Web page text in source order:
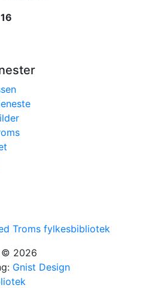
Troms fylkesbibliotek
© 2026
Gnist Design